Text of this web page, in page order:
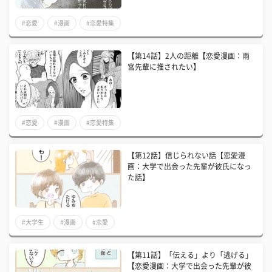
#恋愛 #漫画 #恋愛特集
【第14話】2人の距離【恋愛漫画：雨
宮先輩に推されたい】
#恋愛 #漫画 #恋愛特集
【第12話】信じられない話【恋愛漫
画：大学で出会った先輩が彼氏になっ
た話】
#大学生 #漫画 #恋愛
【第11話】「伝える」より「逃げる」
【恋愛漫画：大学で出会った先輩が彼